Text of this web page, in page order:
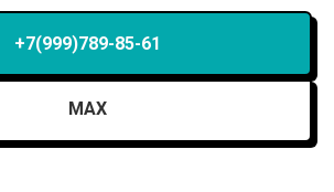
+7(999)789-85-61
MAX